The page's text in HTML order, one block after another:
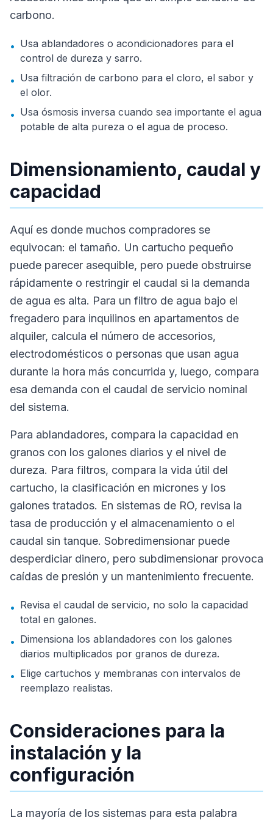
carbono.
• Usa ablandadores o acondicionadores para el
control de dureza y sarro.
• Usa filtración de carbono para el cloro, el sabor y
el olor.
• Usa ósmosis inversa cuando sea importante el agua
potable de alta pureza o el agua de proceso.
Dimensionamiento, caudal y
capacidad
Aquí es donde muchos compradores se
equivocan: el tamaño. Un cartucho pequeño
puede parecer asequible, pero puede obstruirse
rápidamente o restringir el caudal si la demanda
de agua es alta. Para un filtro de agua bajo el
fregadero para inquilinos en apartamentos de
alquiler, calcula el número de accesorios,
electrodomésticos o personas que usan agua
durante la hora más concurrida y, luego, compara
esa demanda con el caudal de servicio nominal
del sistema.
Para ablandadores, compara la capacidad en
granos con los galones diarios y el nivel de
dureza. Para filtros, compara la vida útil del
cartucho, la clasificación en micrones y los
galones tratados. En sistemas de RO, revisa la
tasa de producción y el almacenamiento o el
caudal sin tanque. Sobredimensionar puede
desperdiciar dinero, pero subdimensionar provoca
caídas de presión y un mantenimiento frecuente.
• Revisa el caudal de servicio, no solo la capacidad
total en galones.
• Dimensiona los ablandadores con los galones
diarios multiplicados por granos de dureza.
• Elige cartuchos y membranas con intervalos de
reemplazo realistas.
Consideraciones para la
instalación y la
configuración
La mayoría de los sistemas para esta palabra